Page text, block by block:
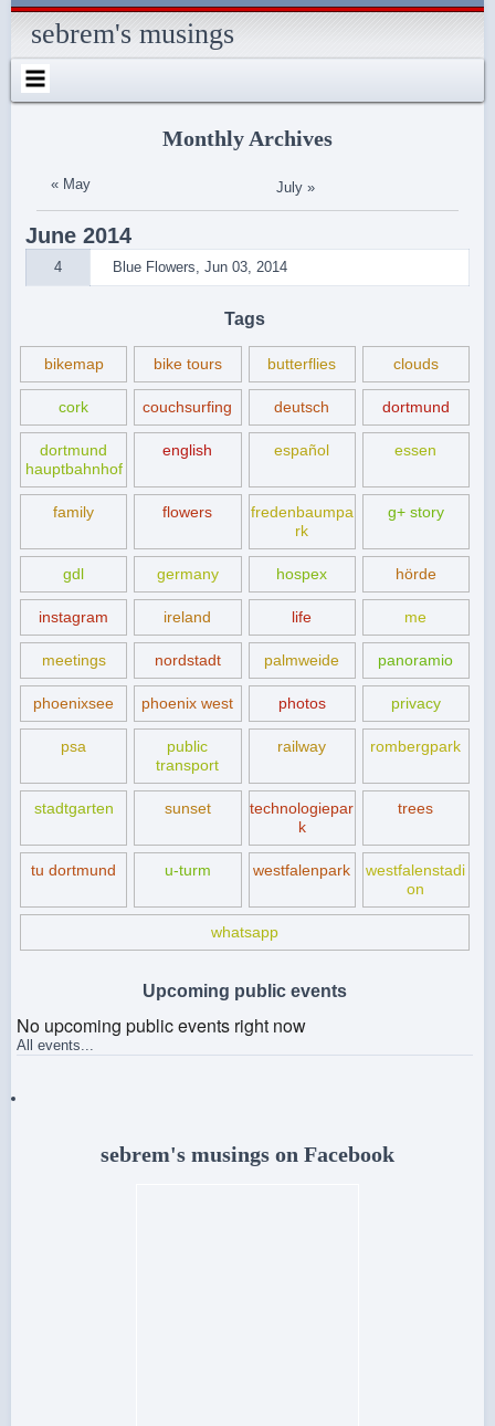
Skip
Skip
2
Skip
POSTS-
Skip
COMMENTS-
Skip
2
Skip
2
Skip
WIDGET-
Skip
2
Skip
2
Skip
BOX-
Skip
2
Skip
2
Skip
2
sebrem's musings
Monthly Archives
« May July »
June 2014
4 Blue Flowers, Jun 03, 2014
Tags
bikemap bike tours butterflies clouds
cork couchsurfing deutsch dortmund
dortmund
hauptbahnhof
english español essen
family flowers
fredenbaumpa
rk
g+ story
gdl germany hospex hörde
instagram ireland life me
meetings nordstadt palmweide panoramio
phoenixsee phoenix west photos privacy
psa
public
transport
railway rombergpark
stadtgarten sunset
technologiepar
k
trees
tu dortmund u-turm westfalenpark
westfalenstadi
on
whatsapp
Upcoming public events
No upcoming public events right now
All events...
sebrem's musings on Facebook